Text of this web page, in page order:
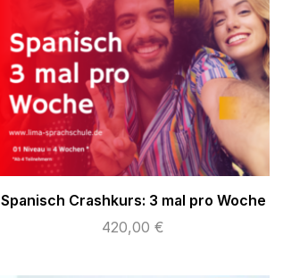
Spanisch Crashkurs: 3 mal pro Woche
420,00 €